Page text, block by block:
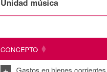
Unidad música
CONCEPTO
Gastos en bienes